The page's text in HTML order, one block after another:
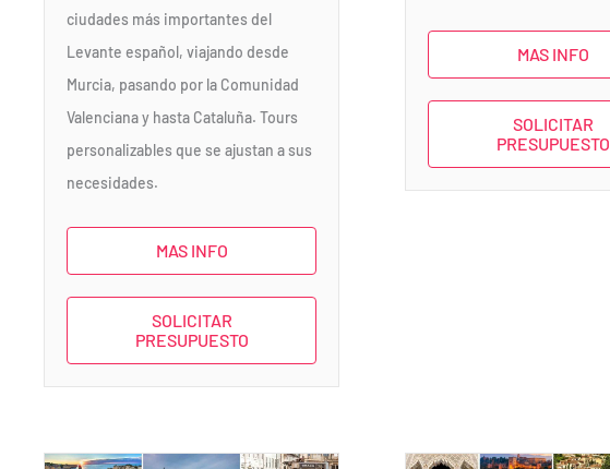
ciudades más importantes del
Levante español, viajando desde
Murcia, pasando por la Comunidad
Valenciana y hasta Cataluña. Tours
personalizables que se ajustan a sus
necesidades.
MAS INFO
SOLICITAR
PRESUPUESTO
MAS INFO
SOLICITAR
PRESUPUESTO